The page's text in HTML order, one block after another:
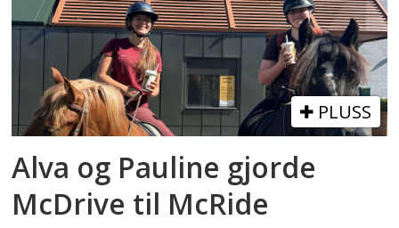
PLUSS
Alva og Pauline gjorde
McDrive til McRide